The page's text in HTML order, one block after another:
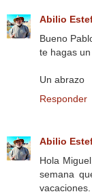
Abilio
Bueno
te hagas un
Un abrazo
Responder
Abilio
Hola
semana